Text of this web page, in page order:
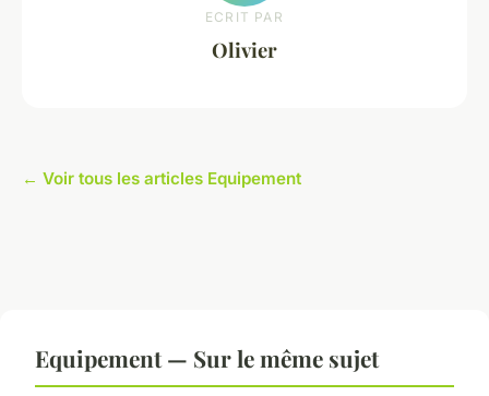
ECRIT PAR
Olivier
← Voir tous les articles Equipement
Equipement — Sur le même sujet